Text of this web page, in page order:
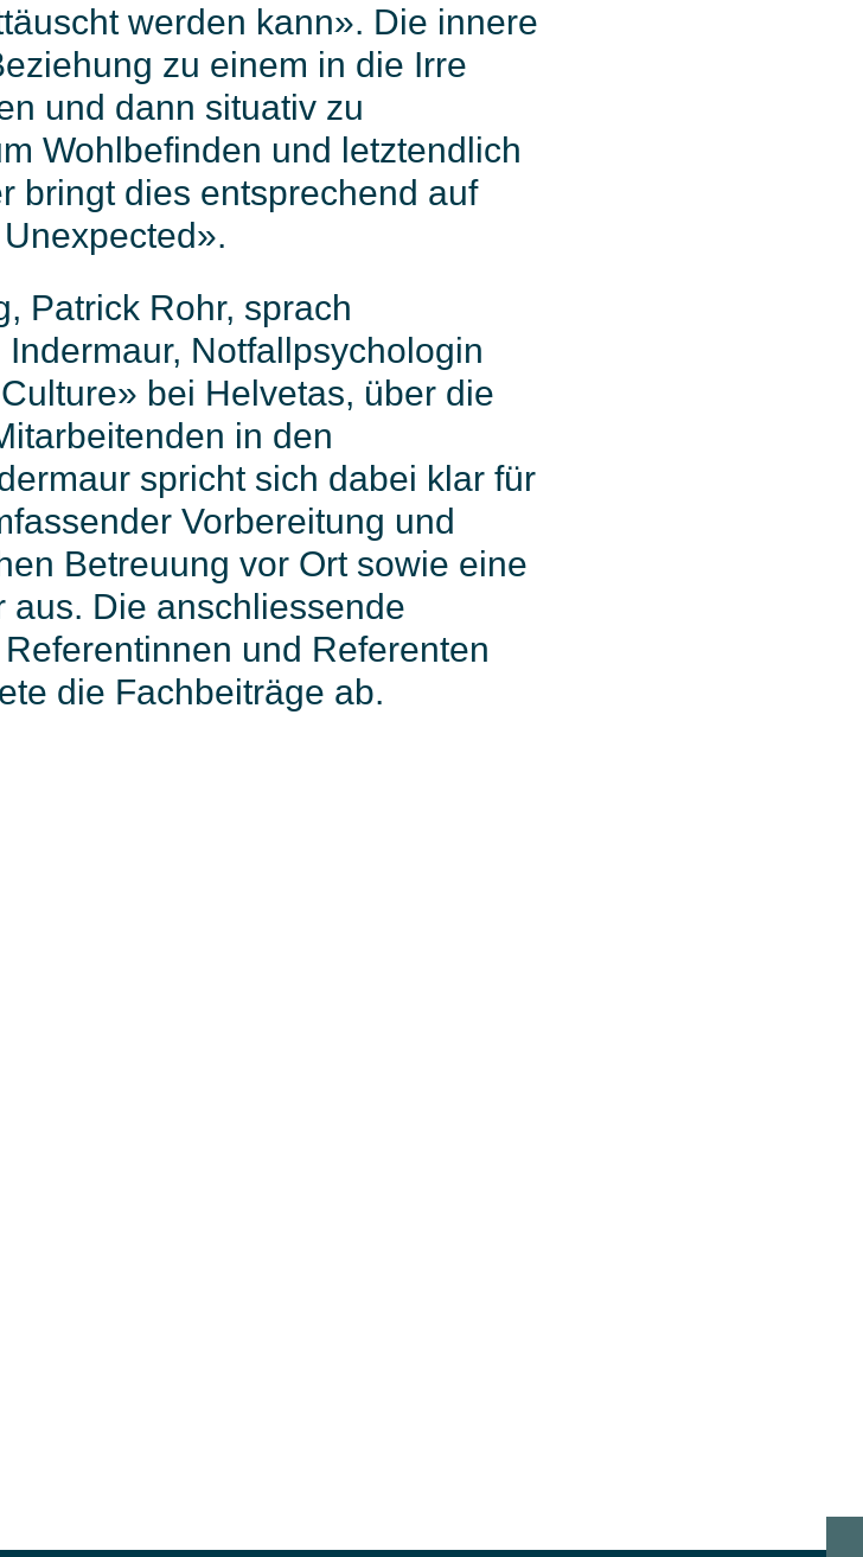
werden kann». Die innere
zu einem in die Irre
und dann situativ zu
Wohlbefinden und letztendlich
bringt dies entsprechend auf
Patrick Rohr, sprach
Notfallpsychologin
bei Helvetas, über die
in den
spricht sich dabei klar für
Vorbereitung und
Betreuung vor Ort sowie eine
Die anschliessende
und Referenten
die Fachbeiträge ab.